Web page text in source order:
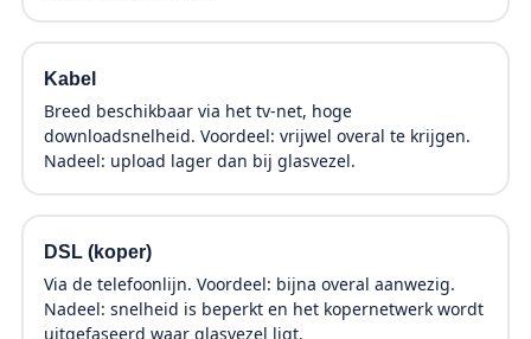
Kabel
Breed beschikbaar via het tv-net, hoge
downloadsnelheid. Voordeel: vrijwel overal te krijgen.
Nadeel: upload lager dan bij glasvezel.
DSL (koper)
Via de telefoonlijn. Voordeel: bijna overal aanwezig.
Nadeel: snelheid is beperkt en het kopernetwerk wordt
uitgefaseerd waar glasvezel ligt.